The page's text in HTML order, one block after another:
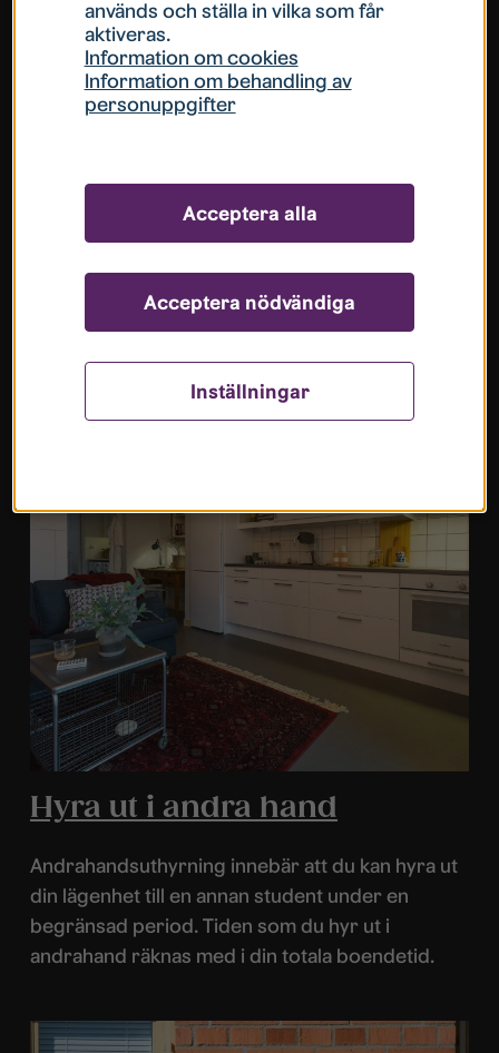
Vi arbetar systematiskt med brandsäkerhet i
kontrollprogram framtaget speciellt för oss av
Hyra ut i andra hand
Andrahandsuthyrning innebär att du kan hyra ut
din lägenhet till en annan student under en
begränsad period. Tiden som du hyr ut i
andrahand räknas med i din totala boendetid.
används och ställa in vilka som får
aktiveras.
Information om cookies
Information om behandling av
personuppgifter
Inställningar
Acceptera nödvändiga
Acceptera alla